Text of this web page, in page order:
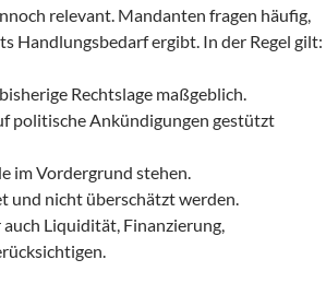
relevant. Mandanten fragen häufig,
Handlungsbedarf ergibt. In der Regel gilt:
Rechtslage maßgeblich.
politische Ankündigungen gestützt
im Vordergrund stehen.
und nicht überschätzt werden.
Liquidität, Finanzierung,